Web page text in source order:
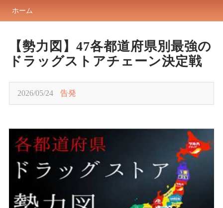
ホーム
【勢力図】47各都道府県別最強の
ドラッグストアチェーン決定戦
2026/05/24 告発